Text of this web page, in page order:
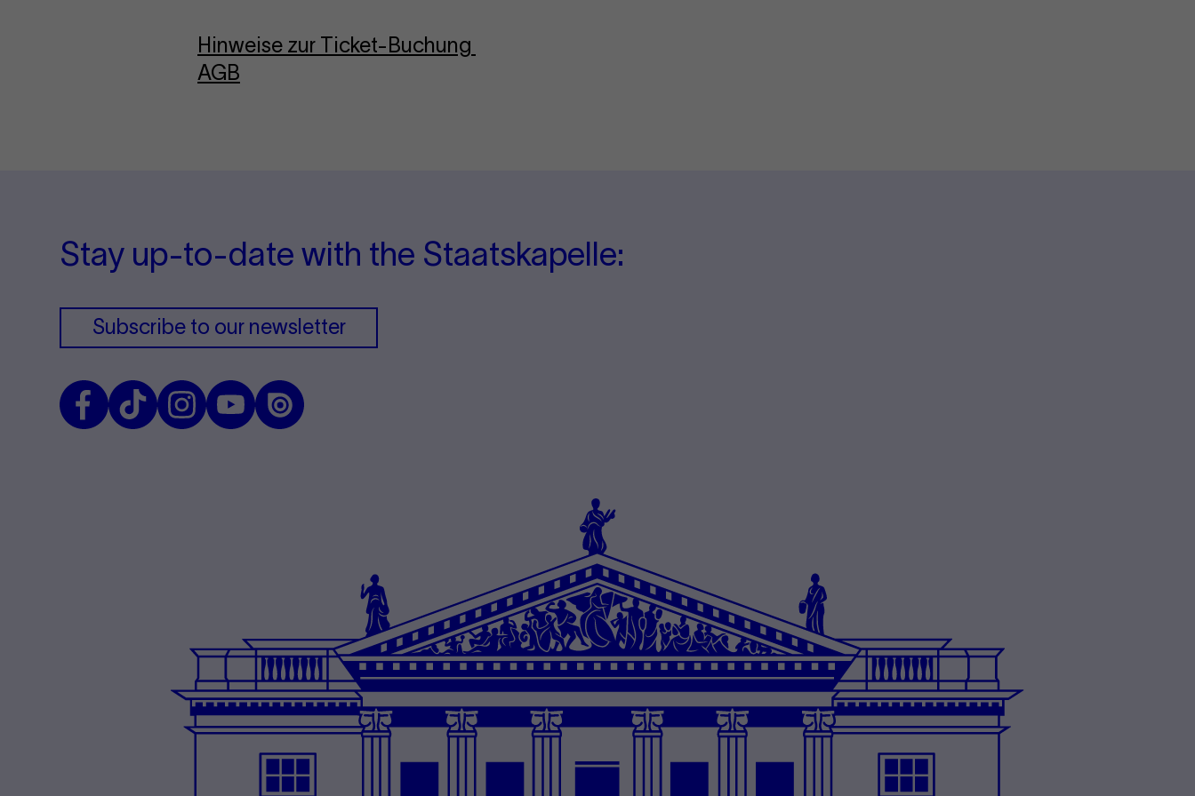
Hinweise zur Ticket-Buchung
AGB
Stay up-to-date with the Staatskapelle:
Subscribe to our newsletter
Facebook
TikTokInstagram
Youtube
Issuu